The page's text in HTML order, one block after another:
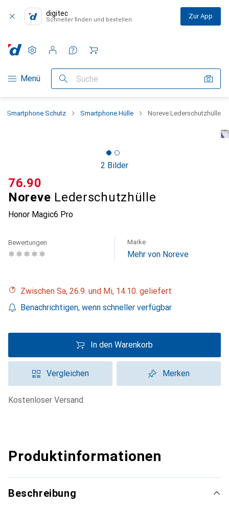
digitec
Schneller finden und bestellen Zur App
Navigation nach Kategorien
Menü Suche
Einstellungen
Kundenkonto
Vergleichslisten
Merklisten
Warenkorb
Smartphone Schutz Smartphone Hülle Noreve Lederschutzhülle
2 Bilder
Noreve Lederschutzhülle
Honor Magic6 Pro
CHF
76.90
Bewertungen Marke
Mehr von Noreve
Zwischen Sa, 26.9. und Mi, 14.10. geliefert
Benachrichtigen, wenn schneller verfügbar
In den Warenkorb
Vergleichen Merken
kostenloser Versand
Produktinformationen
Beschreibung